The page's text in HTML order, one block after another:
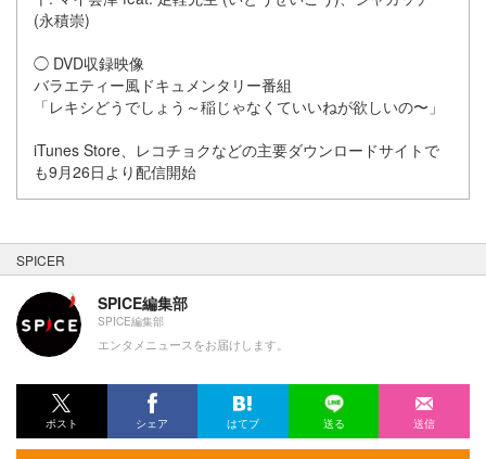
(永積崇)
◯ DVD収録映像
バラエティー風ドキュメンタリー番組
「レキシどうでしょう～稲じゃなくていいねが欲しいの〜」
iTunes Store、レコチョクなどの主要ダウンロードサイトで
も9月26日より配信開始
SPICER
SPICE編集部
SPICE編集部
エンタメニュースをお届けします。
ポスト シェア はてブ 送る 送信